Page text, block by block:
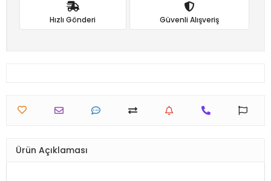
Hızlı Gönderi Güvenli Alışveriş
Ürün Açıklaması